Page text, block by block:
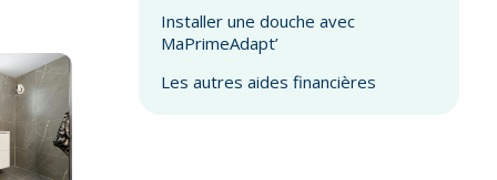
Installer une douche avec
MaPrimeAdapt’
Les autres aides financières